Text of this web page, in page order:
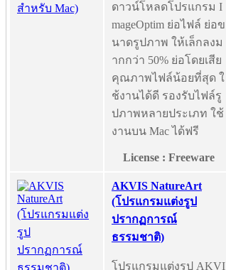
ดาวน์โหลดโปรแกรม I
mageOptim ย่อไฟล์ ย่อข
นาดรูปภาพ ให้เล็กลงม
ากกว่า 50% ย่อโดยเสีย
คุณภาพไฟล์น้อยที่สุด ใ
ช้งานได้ดี รองรับไฟล์รู
ปภาพหลายประเภท ใช้
งานบน Mac ได้ฟรี
License : Freeware
AKVIS NatureArt
(โปรแกรมแต่งรูป
ปรากฏการณ์
ธรรมชาติ)
โปรแกรมแต่งรูป AKVI